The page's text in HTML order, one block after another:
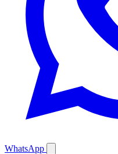
WhatsApp